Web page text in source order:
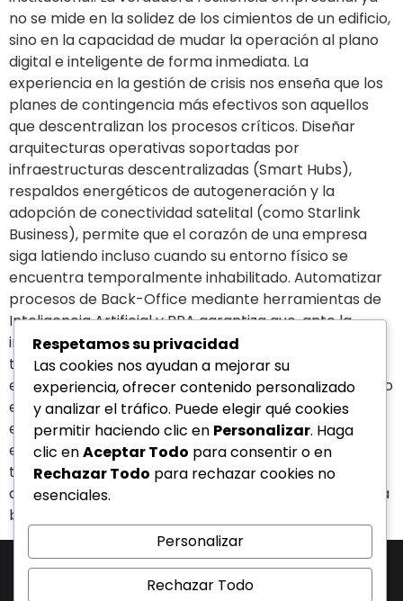
no se mide en la solidez de los cimientos de un edificio,
sino en la capacidad de mudar la operación al plano
digital e inteligente de forma inmediata. La
experiencia en la gestión de crisis nos enseña que los
planes de contingencia más efectivos son aquellos
que descentralizan los procesos críticos. Diseñar
arquitecturas operativas soportadas por
infraestructuras descentralizadas (Smart Hubs),
respaldos energéticos de autogeneración y la
adopción de conectividad satelital (como Starlink
Business), permite que el corazón de una empresa
siga latiendo incluso cuando su entorno físico se
encuentra temporalmente inhabilitado. Automatizar
procesos de Back-Office mediante herramientas de
Inteligencia Artificial y RPA garantiza que, ante la
imposibilidad de movilización del talento humano, las
transacciones y conciliaciones esenciales no queden
en el limbo. Mantenerse operativo en la adversidad no
es cuestión de suerte, sino de anticipación
estratégica. Analizando el contexto y en una
economía que exige respuestas inmediatas, ¿cuánto
tiempo real puede permitirse tu empresa estar
desconectada antes de que sus clientes comiencen a
buscar alternativas que sí estén operativas?
J-31463317-1 | Corporación de Mercadeo Emotivo, C.A.
Respetamos su privacidad
Las cookies nos ayudan a mejorar su
experiencia, ofrecer contenido personalizado
y analizar el tráfico. Puede elegir qué cookies
permitir haciendo clic en Personalizar. Haga
clic enAceptar Todo para consentir o en
Rechazar Todo para rechazar cookies no
esenciales.
Personalizar
Rechazar Todo